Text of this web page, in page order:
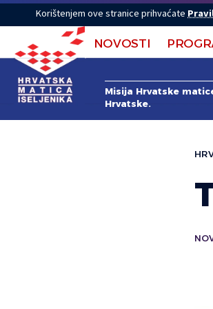
Korištenjem ove stranice prihvaćate
NOVOSTI
Misija Hrvatske
Hrvatske.